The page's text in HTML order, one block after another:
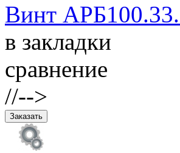
Винт
в закладки
сравнение
//-->